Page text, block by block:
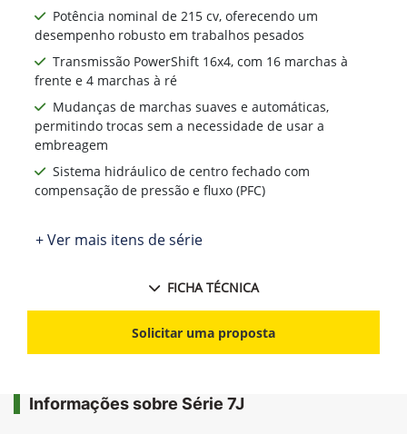
Potência nominal de 215 cv, oferecendo um
desempenho robusto em trabalhos pesados
Transmissão PowerShift 16x4, com 16 marchas à
frente e 4 marchas à ré
Mudanças de marchas suaves e automáticas,
permitindo trocas sem a necessidade de usar a
embreagem
Sistema hidráulico de centro fechado com
compensação de pressão e fluxo (PFC)
+ Ver mais itens de série
FICHA TÉCNICA
Solicitar uma proposta
Informações sobre Série 7J